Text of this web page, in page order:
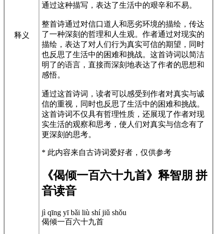
释义
通过这种描写，表达了生活中的艰辛和不易。
整首诗通过对信口道人和恶劣环境的描绘，传达
了一种深刻的哲理和人生观。作者通过对现实的
描绘，表达了对人们行为真实可信的期望，同时
也反思了生活中的困难和挑战。这首诗词以简洁
明了的语言，直接而深刻地表达了作者的思想和
感悟。
通过这首诗词，读者可以感受到作者对真实与诚
信的重视，同时也反思了生活中的困难和挑战。
这首诗词不仅具有哲理性质，还展现了作者对现
实生活的观察和思考，使人们对真实与信念有了
更深刻的思考。
* 此内容来自古诗词爱好者，仅供参考
《偈倾一百六十九首》释智朋 拼
音读音
jì qīng yī bǎi liù shí jiǔ shǒu
偈倾一百六十九首